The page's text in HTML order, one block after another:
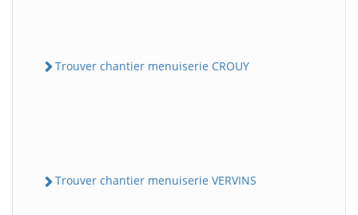
Trouver chantier menuiserie CROUY
Trouver chantier menuiserie VERVINS